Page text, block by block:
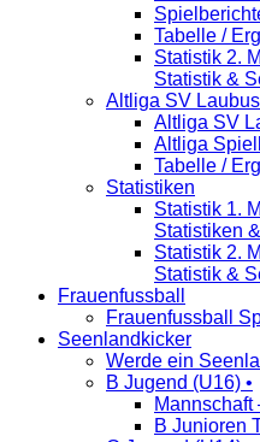
Tabelle /
Statistik 2.
Statistik &
Altliga SV
Altliga SV
Altliga
Tabelle /
Statistiken
Statistik 1.
Statistiken
Statistik 2.
Statistik &
Frauenfussball
Frauenfussball
Seenlandkicker
Werde ein
B Jugend (U16) •
Mannschaft
B Junioren